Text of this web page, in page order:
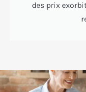
des prix